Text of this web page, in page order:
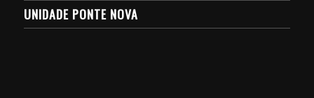
UNIDADE PONTE NOVA